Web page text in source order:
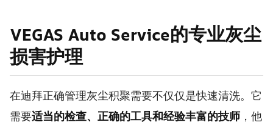
VEGAS Auto Service的专业灰尘
损害护理
在迪拜正确管理灰尘积聚需要不仅仅是快速清洗。它
需要适当的检查、正确的工具和经验丰富的技师 ，他